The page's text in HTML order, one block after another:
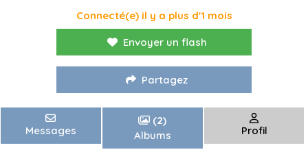
Connecté(e) il y a plus d'1 mois
Envoyer un flash
Partagez
Messages
(2)
Albums
Profil